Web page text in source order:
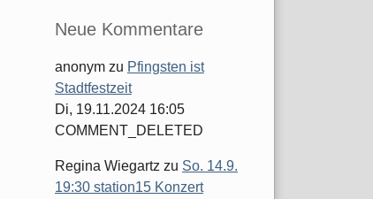
Seitenleiste
Neue Kommentare
anonym zu Pfingsten ist
Stadtfestzeit
Di, 19.11.2024 16:05
COMMENT_DELETED
Regina Wiegartz zu So. 14.9.
19:30 station15 Konzert